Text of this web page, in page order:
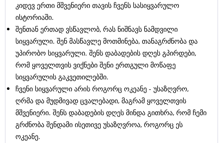
კიდევ ერთი მშვენიერი თავის ჩვენს სასიყვარულო
ისტორიაში.
შენთან ერთად ვსწავლობ, რას ნიშნავს ნამდვილი
სიყვარული. შენ მასწავლე მოთმინება, თანაგრძნობა და
უპირობო სიყვარული. შენს დაბადების დღეს გპირდები,
რომ ყოველთვის ვიქნები შენი ერთგული მოწაფე
სიყვარულის გაკვეთილებში.
ჩვენი სიყვარული არის როგორც ოკეანე - უსაზღვრო,
ღრმა და მუდმივად ცვალებადი, მაგრამ ყოველთვის
მშვენიერი. შენს დაბადების დღეს მინდა გითხრა, რომ ჩემი
გრძნობა შენდამი ისეთივე უსაზღვროა, როგორც ეს
ოკეანე.